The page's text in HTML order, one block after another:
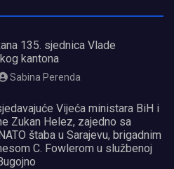
135. sjednica Vlade
kantona
Sabina Perenda
Vijeća ministara BiH i
Zukan Helez, zajedno sa
štaba u Sarajevu, brigadnim
C. Fowlerom u službenoj